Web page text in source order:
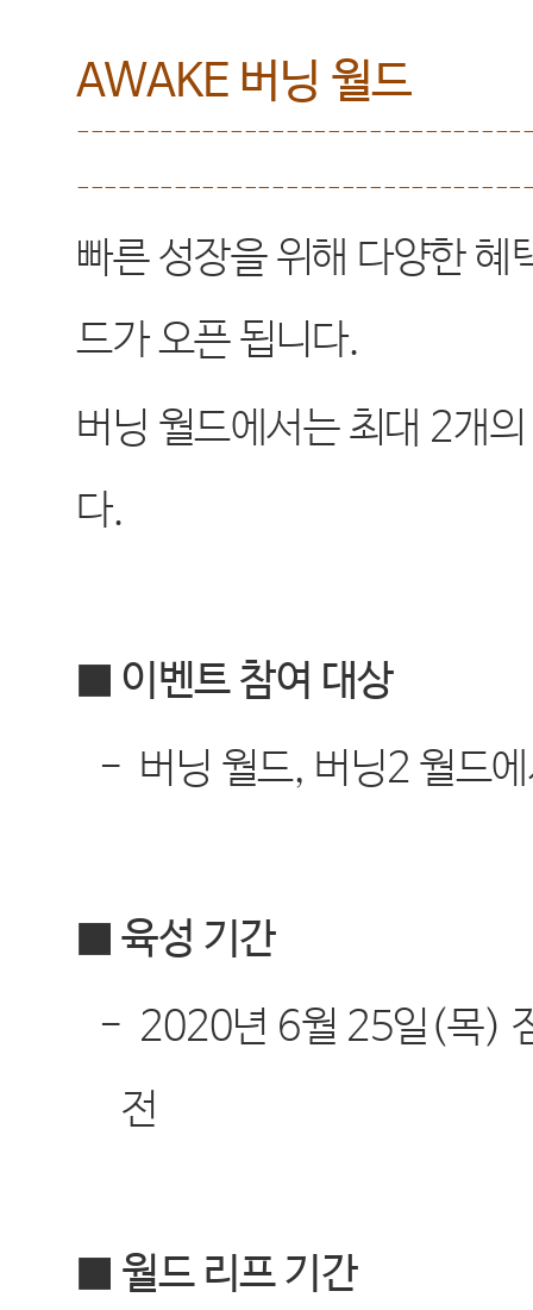
AWAKE 버닝 월드
빠른 성장을 위해 다양한 혜
드가 오픈 됩니다.
버닝 월드에서는 최대 2개
다.
■ 이벤트 참여 대상
- 버닝 월드, 버닝2 월드
■ 육성 기간
- 2020년 6월 25일 (목)
전
■ 월드 리프 기간